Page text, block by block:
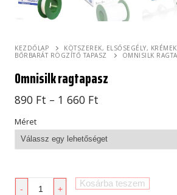
KEZDŐLAP KÖTSZEREK, ELSŐSEGÉLY, KRÉMEK
BŐRBARÁT RÖGZÍTŐ TAPASZ
OMNISILK
Omnisilk ragtapasz
890 Ft – 1 660 Ft
1
660 Ft
Méret
- +
Kosárba teszem